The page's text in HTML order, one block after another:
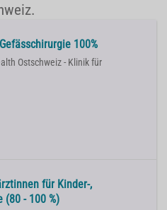
100%
Ostschweiz - Klinik für
für Kinder-,
(80 - 100 %)